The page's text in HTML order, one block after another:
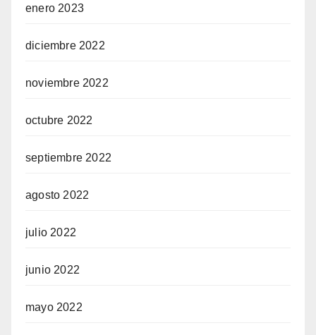
enero 2023
diciembre 2022
noviembre 2022
octubre 2022
septiembre 2022
agosto 2022
julio 2022
junio 2022
mayo 2022